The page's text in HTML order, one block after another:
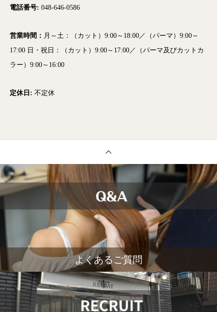
電話番号: 048-646-0586
営業時間： 月～土：（カット）9:00～18:00／（パーマ）9:00～
17:00 日・祝日：（カット）9:00～17:00／（パーマ及びカットカ
ラー）9:00～16:00
定休日: 不定休
よくあるご質問